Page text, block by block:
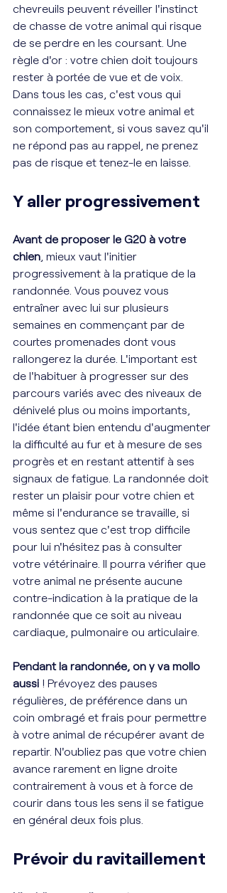
chevreuils peuvent réveiller l'instinct
de chasse de votre animal qui risque
de se perdre en les coursant. Une
règle d'or : votre chien doit toujours
rester à portée de vue et de voix.
Dans tous les cas, c'est vous qui
connaissez le mieux votre animal et
son comportement, si vous savez qu'il
ne répond pas au rappel, ne prenez
pas de risque et tenez-le en laisse.
Y aller progressivement
Avant de proposer le G20 à votre
chien , mieux vaut l'initier
progressivement à la pratique de la
randonnée. Vous pouvez vous
entraîner avec lui sur plusieurs
semaines en commençant par de
courtes promenades dont vous
rallongerez la durée. L'important est
de l'habituer à progresser sur des
parcours variés avec des niveaux de
dénivelé plus ou moins importants,
l'idée étant bien entendu d'augmenter
la difficulté au fur et à mesure de ses
progrès et en restant attentif à ses
signaux de fatigue. La randonnée doit
rester un plaisir pour votre chien et
même si l'endurance se travaille, si
vous sentez que c'est trop difficile
pour lui n'hésitez pas à consulter
votre vétérinaire. Il pourra vérifier que
votre animal ne présente aucune
contre-indication à la pratique de la
randonnée que ce soit au niveau
cardiaque, pulmonaire ou articulaire.
Pendant la randonnée, on y va mollo
aussi ! Prévoyez des pauses
régulières, de préférence dans un
coin ombragé et frais pour permettre
à votre animal de récupérer avant de
repartir. N'oubliez pas que votre chien
avance rarement en ligne droite
contrairement à vous et à force de
courir dans tous les sens il se fatigue
en général deux fois plus.
Prévoir du ravitaillement